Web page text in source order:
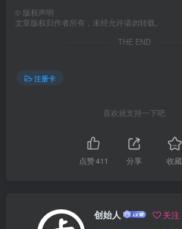
© 版权声明
文章版权归作者所有，未经允许请勿转载。
THE END
注册卡
喜欢就支持一下吧
点赞411 分享 收藏
创始人 关注